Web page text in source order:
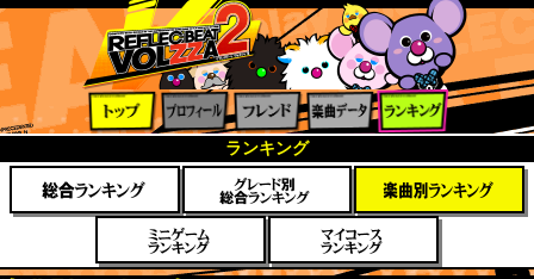
ィール
フレン
ド
楽曲デ
ータ
ング
ランキング